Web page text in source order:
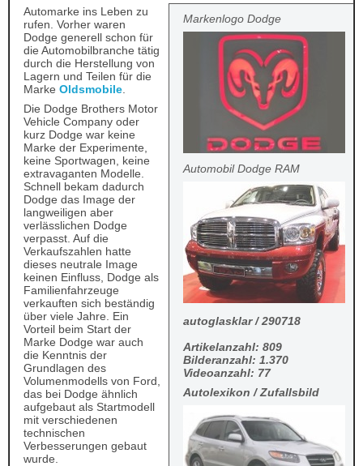
Markenlogo Dodge
Automobil Dodge RAM
autoglasklar / 290718
Artikelanzahl: 809
Bilderanzahl: 1.370
Videoanzahl: 77
Autolexikon / Zufallsbild
Automarke ins Leben zu
rufen. Vorher waren
Dodge generell schon für
die Automobilbranche tätig
durch die Herstellung von
Lagern und Teilen für die
Marke Oldsmobile
Die Dodge Brothers Motor
Vehicle Company oder
kurz Dodge war keine
Marke der Experimente,
keine Sportwagen, keine
extravaganten Modelle.
Schnell bekam dadurch
Dodge das Image der
langweiligen aber
verlässlichen Dodge
verpasst. Auf die
Verkaufszahlen hatte
dieses neutrale Image
keinen Einfluss, Dodge als
Familienfahrzeuge
verkauften sich beständig
über viele Jahre. Ein
Vorteil beim Start der
Marke Dodge war auch
die Kenntnis der
Grundlagen des
Volumenmodells von Ford,
das bei Dodge ähnlich
aufgebaut als Startmodell
mit verschiedenen
technischen
Verbesserungen gebaut
wurde.